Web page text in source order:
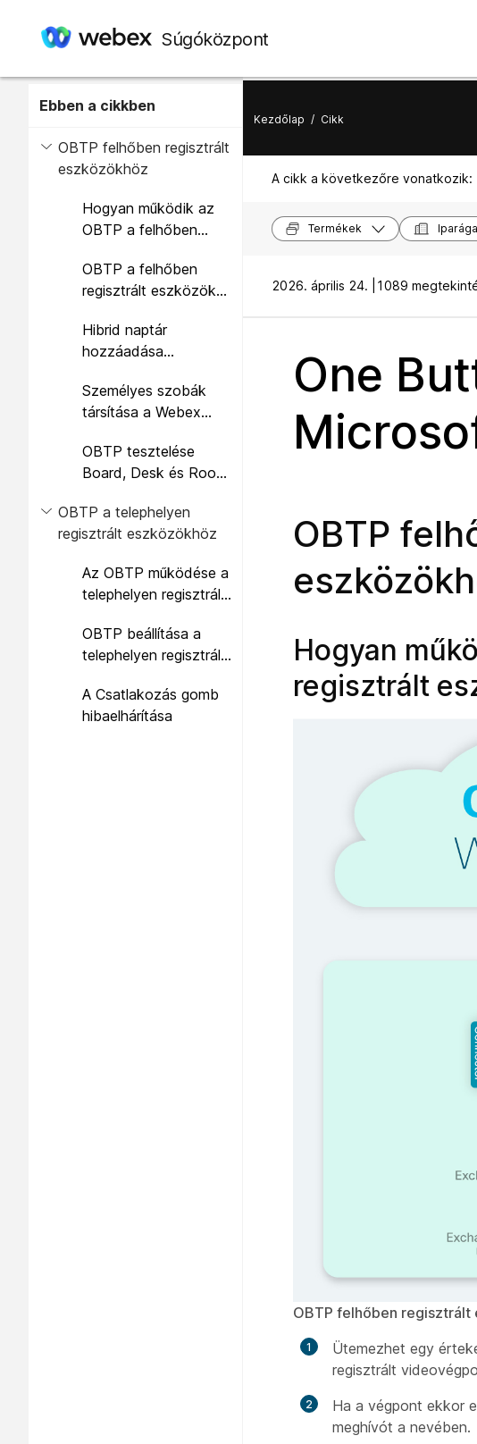
Súgóközpont
Ebben a cikkben
OBTP felhőben regisztrált
eszközökhöz
Hogyan működik az
OBTP a felhőben
eszközökkel?
OBTP a felhőben
regisztrált eszközök
feladatfolyamához
Hibrid naptár
hozzáadása
Tábla, Íróasztal és
Szoba sorozattal
Személyes szobák
társítása a Webex
OBTP tesztelése
Board, Desk és Room
OBTP a telephelyen
regisztrált eszközökhöz
Az OBTP működése a
telephelyen regisztrált
OBTP beállítása a
telephelyen regisztrált
A Csatlakozás gomb
hibaelhárítása
Kezdőlap / Cikk
A cikk a következőre vonatkozik:
Termékek
2026. április 24. | 1089
One
OBTP
Hogyan
regisztrált
OBTP felhőben regisztrált
Ütemezhet egy
regisztrált
Ha a végpont ekkor
meghívót a nevében.